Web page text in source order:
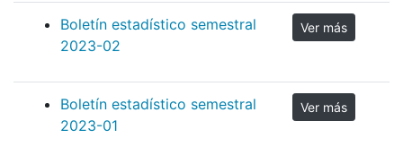
Boletín estadístico semestral
2023-02
Ver más
Boletín estadístico semestral
2023-01
Ver más